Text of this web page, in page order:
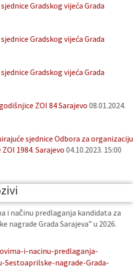
Gradskog vijeća Grada
Gradskog vijeća Grada
Gradskog vijeća Grada
ZOI 84 Sarajevo 08.01.2024.
sjednice Odbora za organizaciju
1984. Sarajevo 04.10.2023. 15:00
i načinu predlaganja kandidata za
nagrade Grada Sarajeva” u 2026.
i-nacinu-predlaganja-
Sestoaprilske-nagrade-Grada-